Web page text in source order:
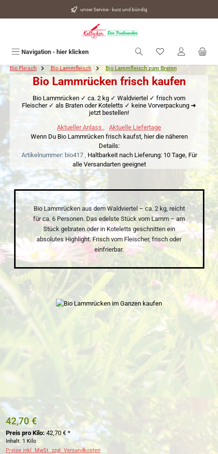
unser Service - kurz und bündig
Navigation - hier klicken Du hast 0
Bio Fleisch Bio Lammfleisch Bio Lammfleisch zum Braten
Bio Lammrücken frisch kaufen
Bio Lammrücken ✓ ca. 2 kg ✓ Waldviertel ✓ frisch vom
Fleischer ✓ als Braten oder Koteletts ✓ keine Vorverpackung ➜
jetzt bestellen!
Aktueller Anlass
Aktuelle Liefertage
Wenn Du Bio Lammrücken frisch kaufst, hier die näheren
Details:
Artikelnummer: bio417 , Haltbarkeit nach Lieferung: 10 Tage, Für
alle Versandarten geeignet
Bio Lammrücken aus dem Waldviertel – ca. 2 kg, reicht
für ca. 6 Personen. Das edelste Stück vom Lamm – am
Stück gebraten oder in Koteletts geschnitten ein
absolutes Highlight. Frisch vom Fleischer, frisch oder
einfrierbar.
Bildergalerie überspringen
42,70 €
Preis pro Kilo: 42,70 € *
Inhalt: 1 Kilo
Preise inkl. MwSt. zzgl. Versandkosten